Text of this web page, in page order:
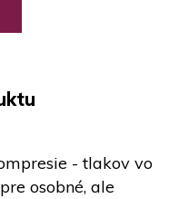
- tlakov vo
osobné, ale